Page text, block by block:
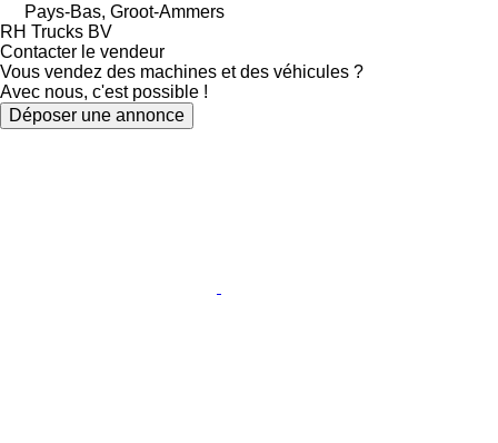
Pays-Bas, Groot-Ammers
RH Trucks BV
Contacter le vendeur
Vous vendez des machines et des véhicules ?
Avec nous, c'est possible !
Déposer une annonce